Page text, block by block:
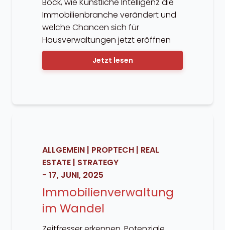
Bock, wie Künstliche Intelligenz die
Immobilienbranche verändert und
welche Chancen sich für
Hausverwaltungen jetzt eröffnen
Jetzt lesen
ALLGEMEIN| PROPTECH| REAL
ESTATE| STRATEGY
- 17, JUNI, 2025
Immobilienverwaltung
im Wandel